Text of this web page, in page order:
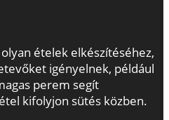
ételek elkészítéséhez,
igényelnek, például
perem segít
kifolyjon sütés közben.